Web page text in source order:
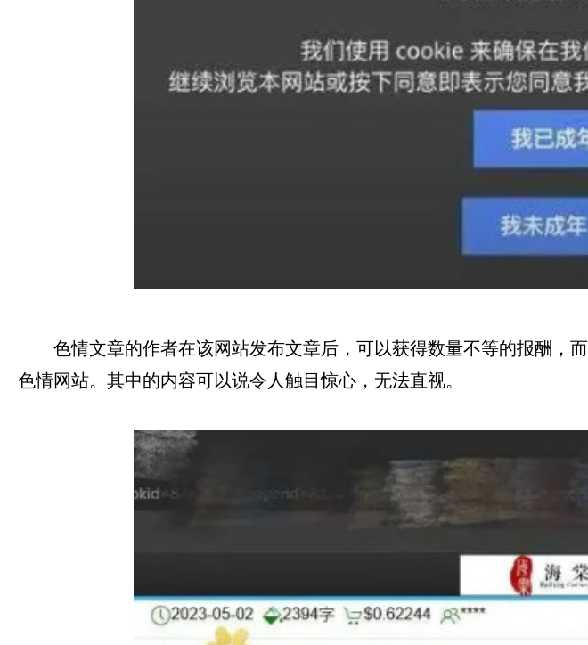
色情文章的作者在该网站发布文章后，可以获得数量不等的报酬，
色情网站。其中的内容可以说令人触目惊心，无法直视。